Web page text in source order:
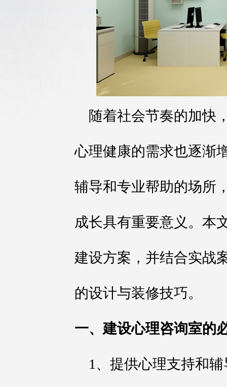
随着社会节奏的加快
心理健康的需求也逐渐
辅导和专业帮助的场所
成长具有重要意义。本
建设方案，并结合实战
的设计与装修技巧。
一、建设心理咨询室的
1、提供心理支持和